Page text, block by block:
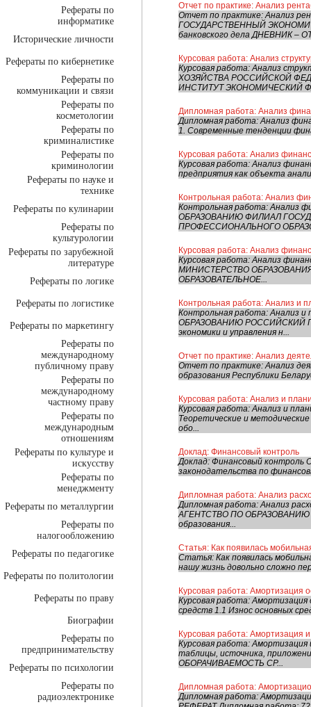
Рефераты по
информатике
Исторические личности
Рефераты по кибернетике
Рефераты по
коммуникации и связи
Рефераты по
косметологии
Рефераты по
криминалистике
Рефераты по
криминологии
Рефераты по науке и
технике
Рефераты по кулинарии
Рефераты по
культурологии
Рефераты по зарубежной
литературе
Рефераты по логике
Рефераты по логистике
Рефераты по маркетингу
Рефераты по
международному
публичному праву
Рефераты по
международному
частному праву
Рефераты по
международным
отношениям
Рефераты по культуре и
искусству
Рефераты по
менеджменту
Рефераты по металлургии
Рефераты по
налогообложению
Рефераты по педагогике
Рефераты по политологии
Рефераты по праву
Биографии
Рефераты по
предпринимательству
Рефераты по психологии
Рефераты по
радиоэлектронике
Отчет по практике: Анализ
Отчет по практике: Анализ
ГОСУДАРСТВЕННЫЙ
банковского дела ДНЕВНИК –
Курсовая работа: Анализ
Курсовая работа: Анализ
ХОЗЯЙСТВА РОССИЙСКОЙ
ИНСТИТУТ ЭКОНОМИЧЕСКИЙ
Дипломная работа: Анализ
Дипломная работа: Анализ
1. Современные тенденции
Курсовая работа: Анализ
Курсовая работа: Анализ
предприятия как объекта
Контрольная работа: Анализ
Контрольная работа: Анализ
ОБРАЗОВАНИЮ ФИЛИАЛ
ПРОФЕССИОНАЛЬНОГО
Курсовая работа: Анализ
Курсовая работа: Анализ
МИНИСТЕРСТВО
ОБРАЗОВАТЕЛЬНОЕ...
Контрольная работа: Анализ и
Контрольная работа: Анализ
ОБРАЗОВАНИЮ РОССИЙСКИЙ
экономики и управления н...
Отчет по практике: Анализ
Отчет по практике: Анализ
образования Республики
Курсовая работа: Анализ и
Курсовая работа: Анализ и
Теоретические и
обо...
Доклад: Финансовый контроль
Доклад: Финансовый контроль
законодательства по
Дипломная работа: Анализ
Дипломная работа: Анализ
АГЕНТСТВО ПО ОБРАЗОВАНИЮ
образования...
Статья: Как появилась
Статья: Как появилась
нашу жизнь довольно сложно
Курсовая работа: Амортизация
Курсовая работа:
средств 1.1 Износ основных
Курсовая работа: Амортизация
Курсовая работа:
таблицы, источника,
ОБОРАЧИВАЕМОСТЬ СР...
Дипломная работа:
Дипломная работа: